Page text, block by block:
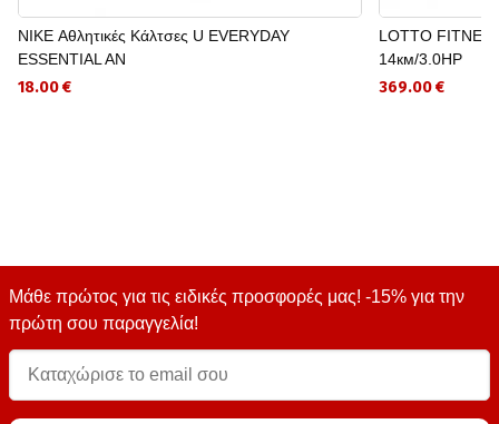
NIKE Αθλητικές Κάλτσες U EVERYDAY
ESSENTIAL AN
18.00 €
LOTTO
14км/3.0HP
369.00 €
Μάθε πρώτος για τις ειδικές προσφορές μας! -15% για την
πρώτη σου παραγγελία!